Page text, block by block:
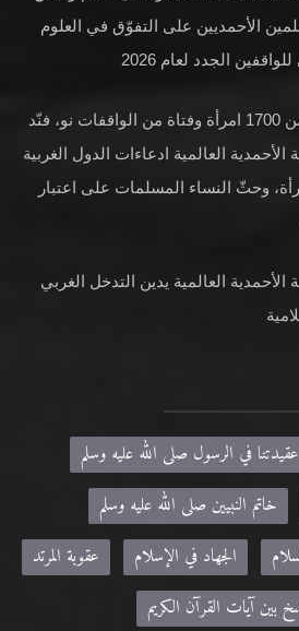
الأحمديين على التفوّق في العلوم
الجدد لعام 2026
في خطابٍ أمام أكثر من 1700 امرأة وفتاة من الواقفات نو، فنّد
الأحمدية العالمية ادعاءات الدول الغربية
وحثّ النساء المسلمات على اعتبار
الأحمدية العالمية يدين التدخل الغربي
عقيدتنا في الرسول صلى الله عليه وسلم
خاتم النبيين صلى الله عليه وسلم
الجهاد في الإسلام
عقوبة المرتد
بين آيات القرآن الكريم